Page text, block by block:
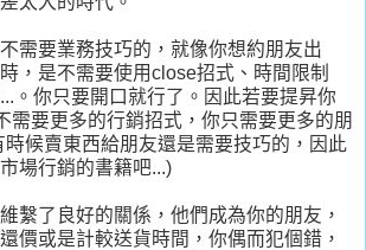
需要業務技巧的，就像你想約朋友出
，是不需要使用close招式、時間限制
。你只要開口就行了。因此若要提昇你
需要更多的行銷招式，你只需要更多的朋
時候賣東西給朋友還是需要技巧的，因此
場行銷的書籍吧...)
繫了良好的關係，他們成為你的朋友，
價或是計較送貨時間，你偶而犯個錯，